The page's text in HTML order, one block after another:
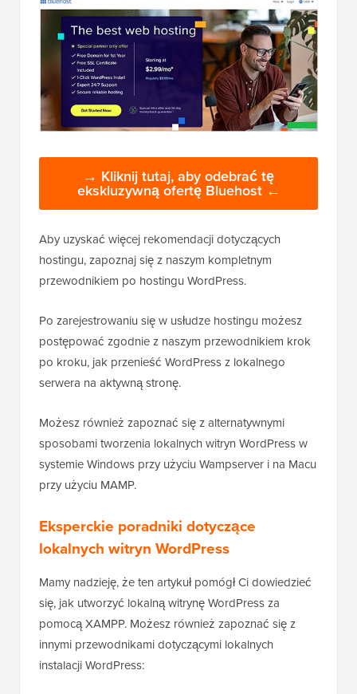
→ Kliknij tutaj, aby odebrać tę
ekskluzywną ofertę Bluehost ←
Aby uzyskać więcej rekomendacji dotyczących
hostingu, zapoznaj się z naszym kompletnym
przewodnikiem po hostingu WordPress.
Po zarejestrowaniu się w usłudze hostingu możesz
postępować zgodnie z naszym przewodnikiem krok
po kroku, jak przenieść WordPress z lokalnego
serwera na aktywną stronę.
Możesz również zapoznać się z alternatywnymi
sposobami tworzenia lokalnych witryn WordPress w
systemie Windows przy użyciu Wampserver i na Macu
przy użyciu MAMP.
Eksperckie poradniki dotyczące
lokalnych witryn WordPress
Mamy nadzieję, że ten artykuł pomógł Ci dowiedzieć
się, jak utworzyć lokalną witrynę WordPress za
pomocą XAMPP. Możesz również zapoznać się z
innymi przewodnikami dotyczącymi lokalnych
instalacji WordPress: